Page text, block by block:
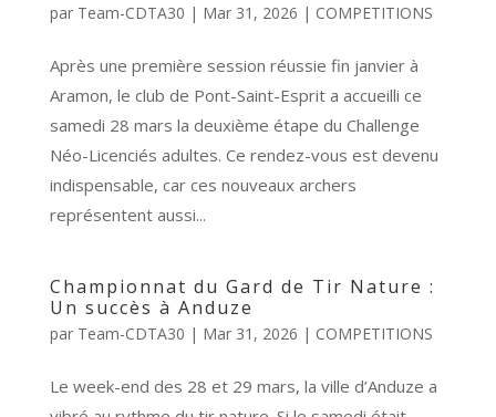
par Team-CDTA30 | Mar 31, 2026 | COMPETITIONS
Après une première session réussie fin janvier à
Aramon, le club de Pont-Saint-Esprit a accueilli ce
samedi 28 mars la deuxième étape du Challenge
Néo-Licenciés adultes. Ce rendez-vous est devenu
indispensable, car ces nouveaux archers
représentent aussi...
Championnat du Gard de Tir Nature :
Un succès à Anduze
par Team-CDTA30 | Mar 31, 2026 | COMPETITIONS
Le week-end des 28 et 29 mars, la ville d’Anduze a